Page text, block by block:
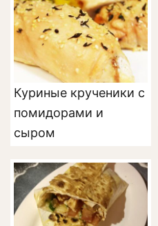
Куриные крученики с
помидорами и
сыром